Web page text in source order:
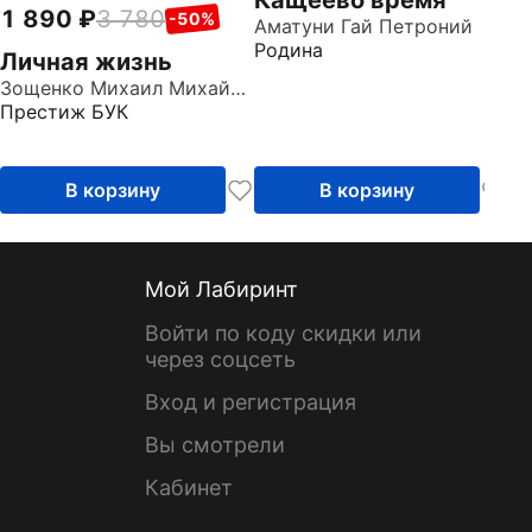
1 890 3 780 -50%
Личная жизнь
Зощенко Михаил Михайлович
Престиж БУК
В корзину
Аматуни Гай Петроний
Родина
В корзину
Мой Лабиринт
Войти по коду скидки или
через соцсеть
Вход и регистрация
Вы смотрели
Кабинет